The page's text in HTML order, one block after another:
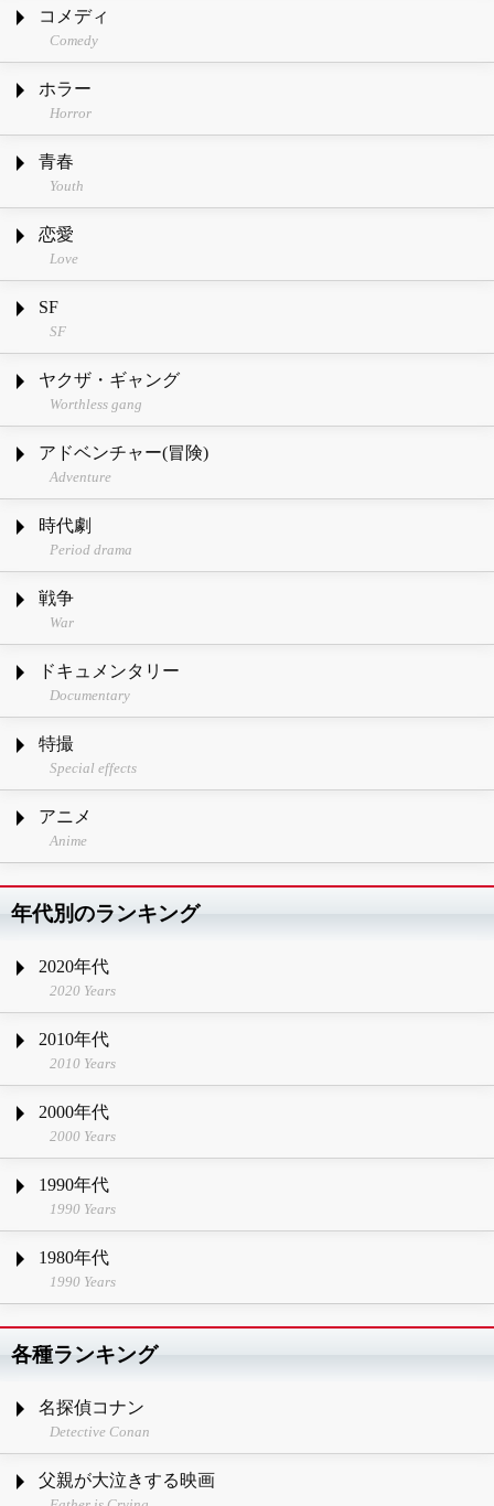
コメディ
Comedy
ホラー
Horror
青春
Youth
恋愛
Love
SF
SF
ヤクザ・ギャング
Worthless gang
アドベンチャー(冒険)
Adventure
時代劇
Period drama
戦争
War
ドキュメンタリー
Documentary
特撮
Special effects
アニメ
Anime
年代別のランキング
2020年代
2020 Years
2010年代
2010 Years
2000年代
2000 Years
1990年代
1990 Years
1980年代
1990 Years
各種ランキング
名探偵コナン
Detective Conan
父親が大泣きする映画